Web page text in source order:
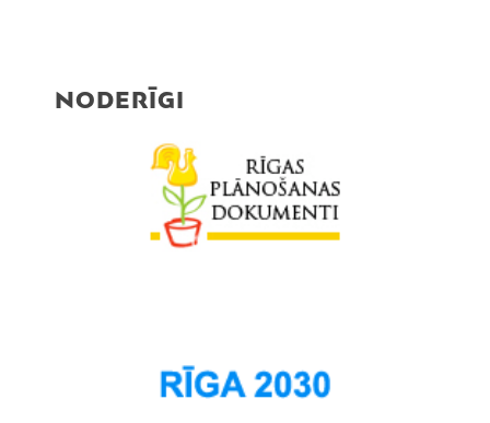
Salas
NODERĪGI